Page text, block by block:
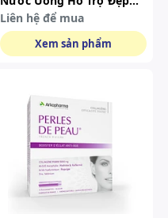
Da (hộp 10 Chai)
Liên hệ để mua
Xem sản phẩm